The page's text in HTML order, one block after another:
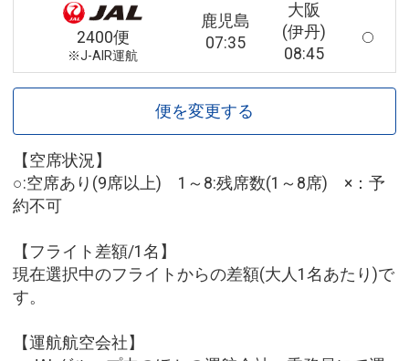
2400便
※J-AIR運航
鹿児島
07:35
大阪
(伊丹)
08:45
便を変更する
【空席状況】
○:空席あり(9席以上) 1～8:残席数(1～8席) ×：予
約不可
【フライト差額/1名】
現在選択中のフライトからの差額(大人1名あたり)で
す。
【運航航空会社】